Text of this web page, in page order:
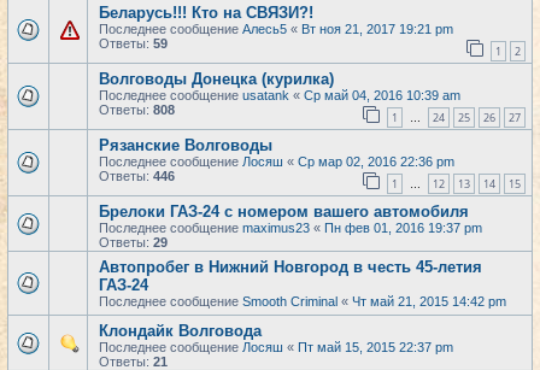
Беларусь!!! Кто на СВЯЗИ?!
Последнее сообщение Алесь5 « Вт ноя 21, 2017 19:21 pm
Ответы: 59 1 2
Волговоды Донецка (курилка)
Последнее сообщение usatank « Ср май 04, 2016 10:39 am
Ответы: 808 1 … 24 25 26 27
Рязанские Волговоды
Последнее сообщение Лосяш « Ср мар 02, 2016 22:36 pm
Ответы: 446 1 … 12 13 14 15
Брелоки ГАЗ-24 с номером вашего автомобиля
Последнее сообщение maximus23 « Пн фев 01, 2016 19:37 pm
Ответы: 29
Автопробег в Нижний Новгород в честь 45-летия
ГАЗ-24
Последнее сообщение Smooth Criminal « Чт май 21, 2015 14:42 pm
Клондайк Волговода
Последнее сообщение Лосяш « Пт май 15, 2015 22:37 pm
Ответы: 21